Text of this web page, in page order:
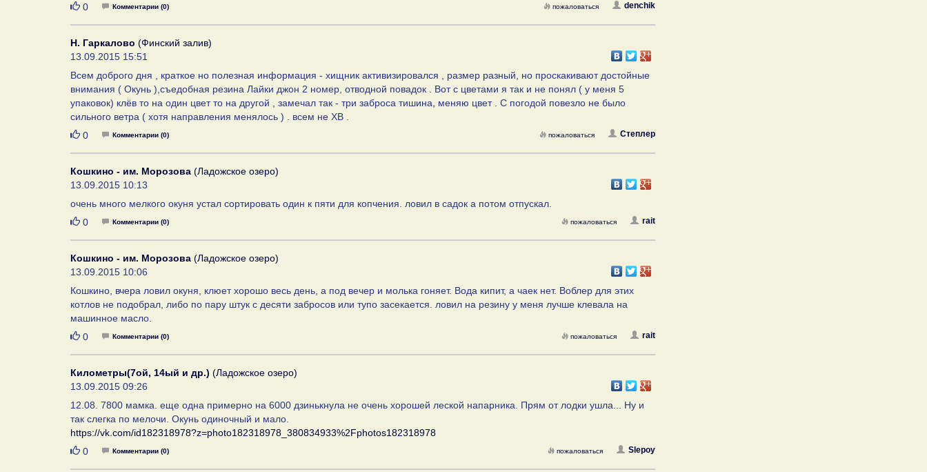
Нравится
0 Комментарии (0) denchik
пожаловаться
Н. Гаркалово (Финский залив)
13.09.2015 15:51
Всем доброго дня , краткое но полезная информация - хищник активизировался , размер разный, но проскакивают достойные
внимания ( Окунь ),съедобная резина Лайки джон 2 номер, отводной повадок . Вот с цветами я так и не понял ( у меня 5
упаковок) клёв то на один цвет то на другой , замечал так - три заброса тишина, меняю цвет . С погодой повезло не было
сильного ветра ( хотя направления менялось ) . всем не ХВ .
Нравится
0 Комментарии (0) Степлер
пожаловаться
Кошкино - им. Морозова (Ладожское озеро)
13.09.2015 10:13
очень много мелкого окуня устал сортировать один к пяти для копчения. ловил в садок а потом отпускал.
Нравится
0 Комментарии (0) rait
пожаловаться
Кошкино - им. Морозова (Ладожское озеро)
13.09.2015 10:06
Кошкино, вчера ловил окуня, клюет хорошо весь день, а под вечер и молька гоняет. Вода кипит, а чаек нет. Воблер для этих
котлов не подобрал, либо по пару штук с десяти забросов или тупо засекается. ловил на резину у меня лучше клевала на
машинное масло.
Нравится
0 Комментарии (0) rait
пожаловаться
Километры(7ой, 14ый и др.) (Ладожское озеро)
13.09.2015 09:26
12.08. 7800 мамка. еще одна примерно на 6000 дзинькнула не очень хорошей леской напарника. Прям от лодки ушла... Ну и
так слегка по мелочи. Окунь одиночный и мало.
https://vk.com/id182318978?z=photo182318978_380834933%2Fphotos182318978
Нравится
0 Комментарии (0) Slepoy
пожаловаться